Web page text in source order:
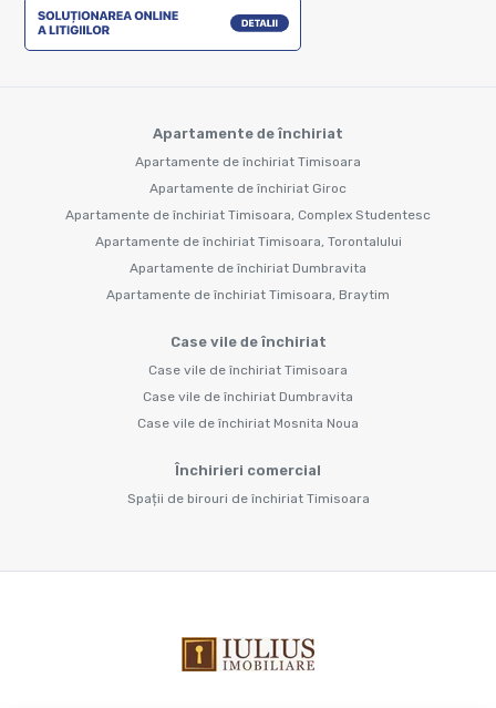
Apartamente de închiriat
Apartamente de închiriat Timisoara
Apartamente de închiriat Giroc
Apartamente de închiriat Timisoara, Complex Studentesc
Apartamente de închiriat Timisoara, Torontalului
Apartamente de închiriat Dumbravita
Apartamente de închiriat Timisoara, Braytim
Case vile de închiriat
Case vile de închiriat Timisoara
Case vile de închiriat Dumbravita
Case vile de închiriat Mosnita Noua
Închirieri comercial
Spații de birouri de închiriat Timisoara